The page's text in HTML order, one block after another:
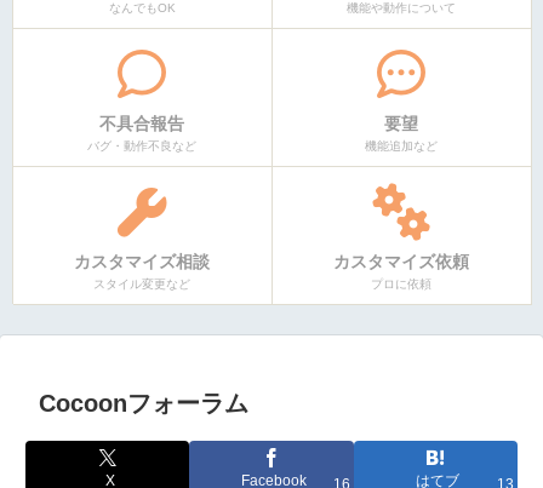
なんでもOK 機能や動作について
不具合報告
バグ・動作不良など
要望
機能追加など
カスタマイズ相談
スタイル変更など
カスタマイズ依頼
プロに依頼
Cocoonフォーラム
X Facebook 16 はてブ 13